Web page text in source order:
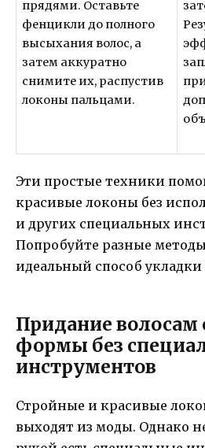
прядями. Оставьте
фенцикли до полного
высыхания волос, а
затем аккуратно
снимите их, распустив
локоны пальцами.
Эти простые техники
красивые локоны без
и других специальных
Попробуйте разные
идеальный способ укладки
Придание волосам
формы без
инструментов
Стройные и красивые
выходят из моды. Однако